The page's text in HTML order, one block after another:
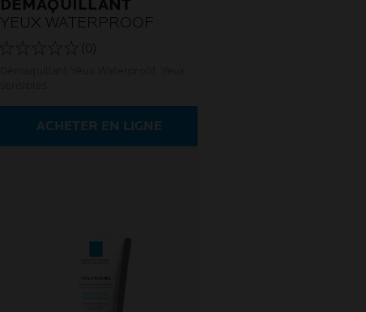
DÉMAQUILLANT
YEUX WATERPROOF
(0)
ACHETER EN LIGNE